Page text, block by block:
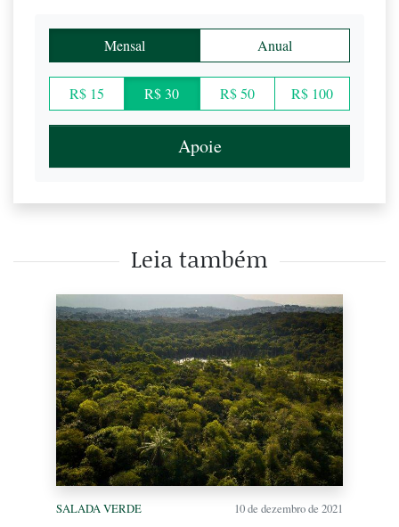
Mensal Anual
R$ 15 R$ 30 R$ 50 R$ 100
Apoie
Leia também
SALADA VERDE 10 de dezembro de 2021